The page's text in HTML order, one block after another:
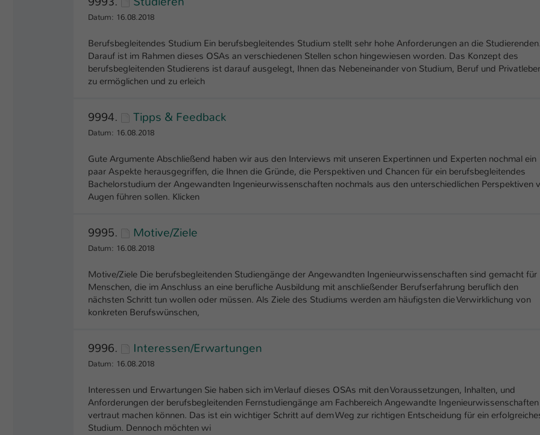
Datum: 16.08.2018
Berufsbegleitendes Studium Ein berufsbegleitendes Studium stellt sehr hohe Anforderungen an die
Darauf ist im Rahmen dieses OSAs an verschiedenen Stellen schon hingewiesen worden. Das Konzept des
berufsbegleitenden Studierens ist darauf ausgelegt, Ihnen das Nebeneinander von Studium, Beruf und
zu ermöglichen und zu erleich
9994. Tipps & Feedback
Datum: 16.08.2018
Gute Argumente Abschließend haben wir aus den Interviews mit unseren Expertinnen und Experten nochmal ein
paar Aspekte herausgegriffen, die Ihnen die Gründe, die Perspektiven und Chancen für ein berufsbegleitendes
Bachelorstudium der Angewandten Ingenieurwissenschaften nochmals aus den unterschiedlichen Perspektiven
Augen führen sollen. Klicken
9995. Motive/Ziele
Datum: 16.08.2018
Motive/Ziele Die berufsbegleitenden Studiengänge der Angewandten Ingenieurwissenschaften sind gemacht für
Menschen, die im Anschluss an eine berufliche Ausbildung mit anschließender Berufserfahrung beruflich den
nächsten Schritt tun wollen oder müssen. Als Ziele des Studiums werden am häufigsten die Verwirklichung von
konkreten Berufswünschen,
9996. Interessen/Erwartungen
Datum: 16.08.2018
Interessen und Erwartungen Sie haben sich im Verlauf dieses OSAs mit den Voraussetzungen, Inhalten, und
Anforderungen der berufsbegleitenden Fernstudiengänge am Fachbereich Angewandte Ingenieurwissenschaften
vertraut machen können. Das ist ein wichtiger Schritt auf dem Weg zur richtigen Entscheidung für ein
Studium. Dennoch möchten wi
Name fe_typo_user / PHPSESSID
Zweck
Logins die Session-ID. So kann der eingeloggte
Benutzer wiedererkannt werden und es wird
ihm Zugang zu geschützten Bereichen gewährt.
Laufzeit 1 Tag
Dieser Cookie teilt der Webseite mit, ob ein